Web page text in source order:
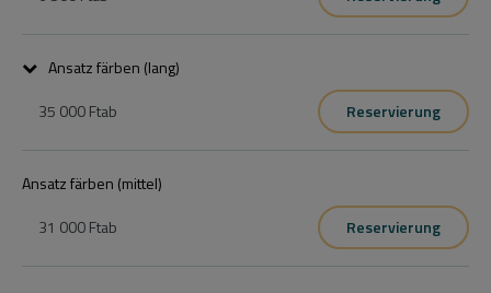
Amennyiben szalonunkba készül el a javasolt szolgáltatás a
végösszegből levonásra kerül.
Ansatz färben (lang)
35 000 Ftab Reservierung
Ansatz färben (mittel)
31 000 Ftab Reservierung